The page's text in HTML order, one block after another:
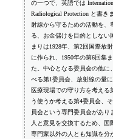
の一つで、英語では
Radiological Protection と書
射線から守るための活動を、
る、お金儲けを目的としない
まりは1928年、第2回国際放
に作られ、1950年の第6回集
た。中心となる委員会の他に
べる第1委員会、放射線の量
医療現場での守り方を考える
う使うか考える第4委員会、
員会という専門委員会があ
人と意見を交換するため、国
専門家以外の人とも知識を分